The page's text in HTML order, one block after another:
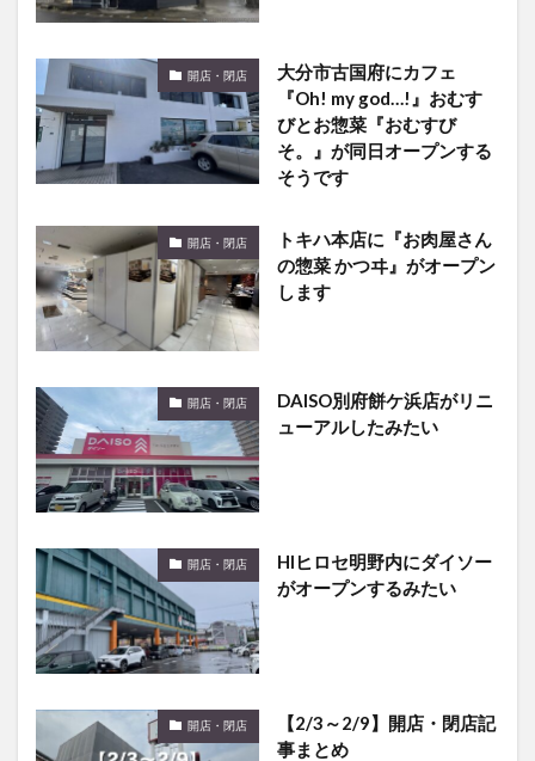
開店・閉店
大分市古国府にカフェ
『Oh! my god…!』おむす
びとお惣菜『おむすび
そ。』が同日オープンする
そうです
開店・閉店
トキハ本店に『お肉屋さん
の惣菜 かつヰ』がオープン
します
開店・閉店
DAISO別府餅ケ浜店がリニ
ューアルしたみたい
開店・閉店
HIヒロセ明野内にダイソー
がオープンするみたい
開店・閉店
【2/3～2/9】開店・閉店記
事まとめ